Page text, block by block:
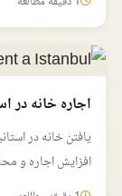
اجاره خانه در استانبول ۲۰۲۶: راهنما
افزایش اجاره و